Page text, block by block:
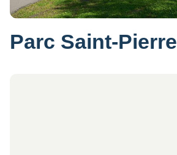
Parc Saint-Pierre